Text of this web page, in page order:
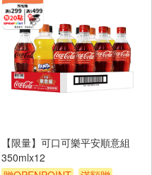
【限量】可口可樂平安順意組
350mlx12